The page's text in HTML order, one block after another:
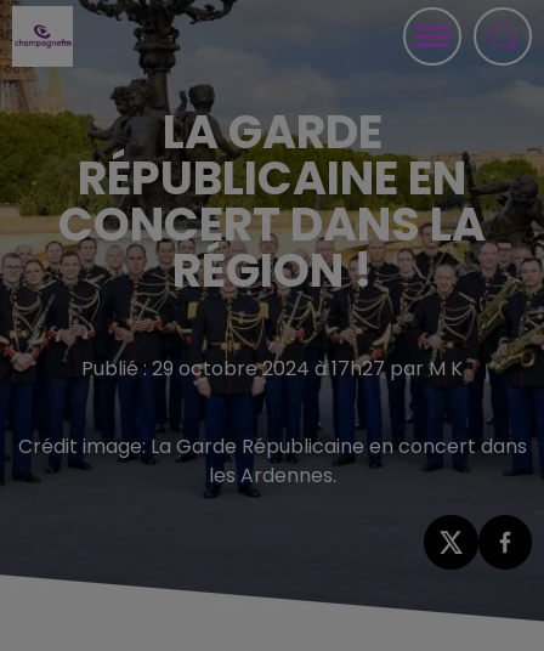
LA GARDE
RÉPUBLICAINE EN
CONCERT DANS LA
RÉGION !
Publié : 29 octobre 2024 à 17h27 par M K
Crédit image: La Garde Républicaine en concert dans
les Ardennes.